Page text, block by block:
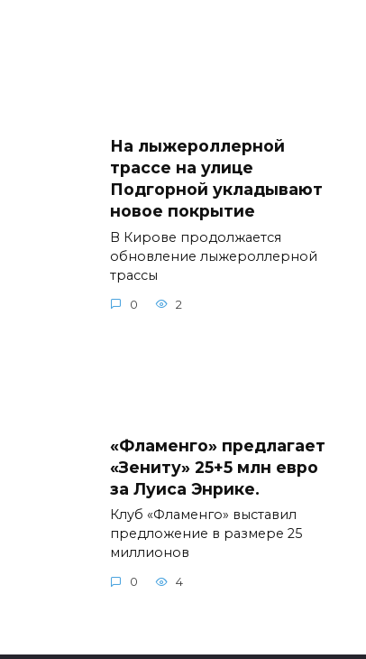
На лыжероллерной
трассе на улице
Подгорной укладывают
новое покрытие
В Кирове продолжается
обновление лыжероллерной
трассы
0 2
«Фламенго» предлагает
«Зениту» 25+5 млн евро
за Луиса Энрике.
Клуб «Фламенго» выставил
предложение в размере 25
миллионов
0 4